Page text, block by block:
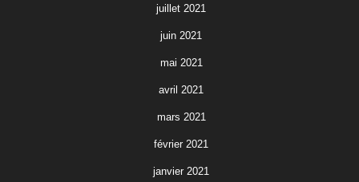
juillet 2021
juin 2021
mai 2021
avril 2021
mars 2021
février 2021
janvier 2021